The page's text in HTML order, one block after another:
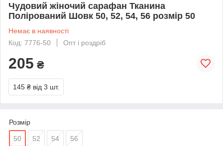
Чудовий жіночий сарафан Тканина
Полірований Шовк 50, 52, 54, 56 розмір 50
Немає в наявності
Код: 7776-50
Опт і роздріб
205 ₴
145 ₴ від 3 шт.
Розмір
50 52 54 56